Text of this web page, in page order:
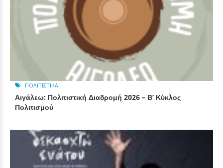
ΠΟΛΙΤΙΣΤΙΚΆ
Αιγάλεω: Πολιτιστική Διαδρομή 2026 – Β’ Κύκλος
Πολιτισμού